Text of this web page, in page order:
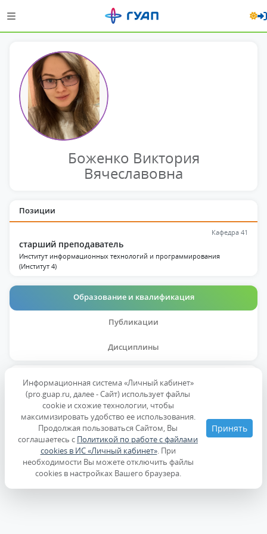
Боженко Виктория
Вячеславовна
Позиции
Кафедра 41
старший преподаватель
Институт информационных технологий и программирования
(Институт 4)
Образование и квалификация
Публикации
Дисциплины
Образование
Повышение квалификации
Информационная система «Личный кабинет»
(pro.guap.ru, далее - Сайт) использует файлы
cookie и схожие технологии, чтобы
максимизировать удобство ее использования.
Продолжая пользоваться Сайтом, Вы
соглашаетесь с Политикой по работе с файлами
cookies в ИС «Личный кабинет». При
необходимости Вы можете отключить файлы
cookies в настройках Вашего браузера.
Принять